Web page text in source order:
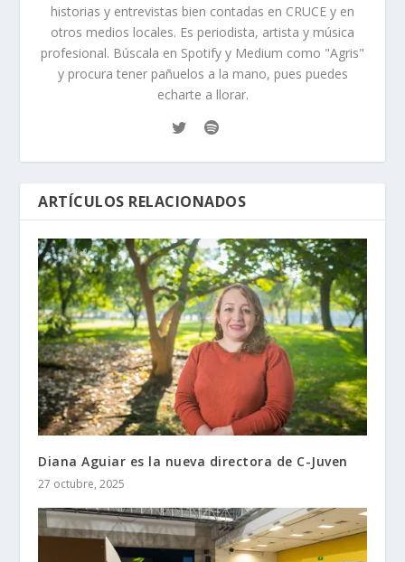
historias y entrevistas bien contadas en CRUCE y en
otros medios locales. Es periodista, artista y música
profesional. Búscala en Spotify y Medium como "Agris"
y procura tener pañuelos a la mano, pues puedes
echarte a llorar.
ARTÍCULOS RELACIONADOS
Diana Aguiar es la nueva directora de C-Juven
27 octubre, 2025